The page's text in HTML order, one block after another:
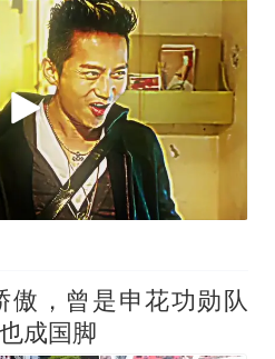
傲，曾是申花功勋队
成国脚